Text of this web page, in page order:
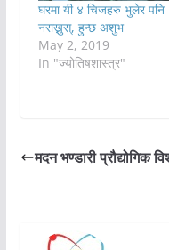
घरमा यी ४ चिजहरु भुलेर पनि
नराख्नुस्, हुन्छ अशुभ
May 2, 2019
In "ज्योतिषशास्त्र"
मदन भण्डारी प्रौद्योगिक